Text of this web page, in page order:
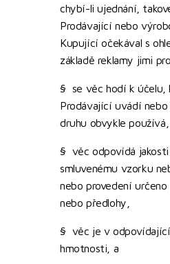
chybí-li ujednání,
Prodávající nebo
Kupující očekával s
základě reklamy jimi
§ se věc hodí k
Prodávající uvádí
druhu obvykle používá,
§ věc odpovídá jakosti
smluvenému vzorku
nebo provedení
nebo předlohy,
§ věc je v
hmotnosti, a